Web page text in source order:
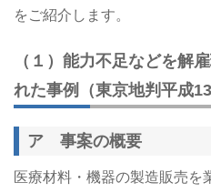
をご紹介します。
（１）能力不足などを解
れた事例（東京地判平成13
ア 事案の概要
医療材料・機器の製造販売を